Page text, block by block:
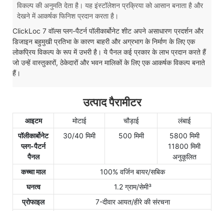
विकल्प की अनुमति देता है। यह इंस्टॉलेशन प्रक्रिया को आसान बनाता है और
देखने में आकर्षक फिनिश प्रदान करता है।
ClickLoc 7 वॉल्स प्लग-पैटर्न पॉलीकार्बोनेट शीट अपने असाधारण प्रदर्शन और
डिजाइन बहुमुखी प्रतिभा के कारण बाहरी और अग्रभाग के निर्माण के लिए एक
लोकप्रिय विकल्प के रूप में उभरी है। ये पैनल कई प्रकार के लाभ प्रदान करते हैं
जो उन्हें वास्तुकारों, ठेकेदारों और भवन मालिकों के लिए एक आकर्षक विकल्प बनाते
हैं।
उत्पाद पैरामीटर
आइटम मोटाई चौड़ाई
लंबाई
पॉलीकार्बोनेट
प्लग-पैटर्न
पैनल
30/40 मिमी 500 मिमी
5800 मिमी
11800 मिमी
अनुकूलित
कच्चा माल
100% वर्जिन बायर/सबिक
घनत्व
1.2 ग्राम/सेमी³
प्रोफाइल
7-दीवार आयत/हीरे की संरचना